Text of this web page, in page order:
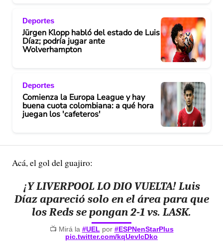
Deportes
Jürgen Klopp habló del estado de Luis
Díaz; podría jugar ante
Wolverhampton
Deportes
Comienza la Europa League y hay
buena cuota colombiana: a qué hora
juegan los 'cafeteros'
Acá, el gol del guajiro:
¡Y LIVERPOOL LO DIO VUELTA! Luis
Díaz apareció solo en el área para que
los Reds se pongan 2-1 vs. LASK.
📺 Mirá la #UEL por #ESPNenStarPlus
pic.twitter.com/kqUevIcDko